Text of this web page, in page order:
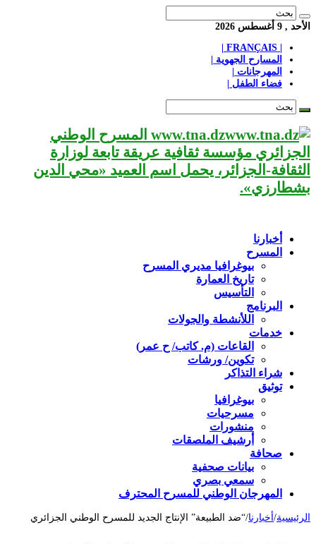
الأحد , 9 أغسطس 2026
المسارح الجهوية |
المهرجانات |
فضاء الطفل |
www.tna.dz المسرح الوطني
الجزائري مؤسسة ثقافية عريقة تابعة لوزارة
الثقافة-الجزائر، يحمل اسم العميد «محي الدين
بشطارزي».
أخبارنا
المسرح
بيوغرافيا مديري المسرح
تاريخ العمارة
التأسيس
البرنامج
اللأنشطة والجولات
خدمات
القاعات (م. كاتب/ ح عمر)
تكوين/ ورشات
شراء التذاكر
توثيق
بيوغرافيا
مسرحيات
منشورات
أرشيف الملصقات
صحافة
بيانات صحفية
سمعي بصري
المهرجان الوطني للمسرح المحترف
الرئيسية/ أخبارنا/“ضد الطبيعة” الإنتاج الجديد للمسرح الوطني الجزائري